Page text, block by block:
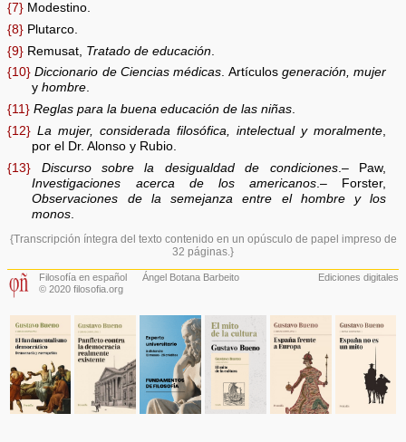
{7} Modestino.
{8} Plutarco.
{9} Remusat, Tratado de educación
{10} Diccionario de Ciencias médicas. Artículos generación, mujer
yhombre.
{11} Reglas para la buena educación de las niñas.
{12} La mujer, considerada filosófica, intelectual y moralmente,
por el Dr. Alonso y Rubio.
{13}
Discurso sobre la desigualdad de condiciones.– Paw,
Investigaciones acerca de los americanos .– Forster,
Observaciones de la semejanza entre el hombre y los
monos
{Transcripción íntegra del texto contenido en un opúsculo de papel impreso de
32 páginas.}
Filosofía en español
© 2020 filosofia.org
Ángel Botana Barbeito Ediciones digitales